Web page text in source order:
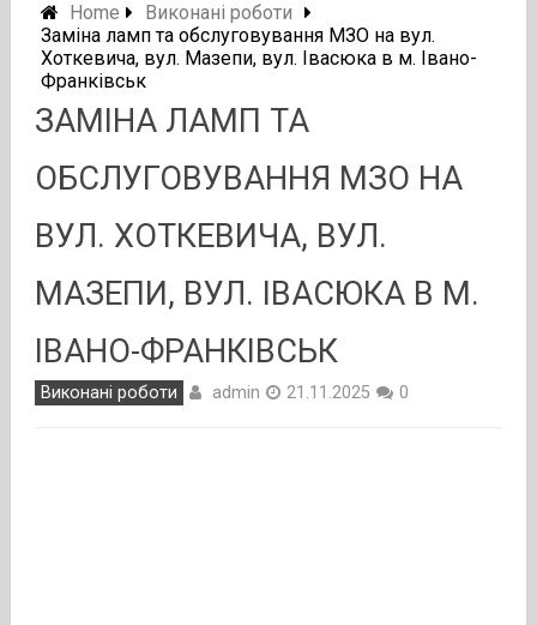
Home
Виконані роботи
Заміна ламп та обслуговування МЗО на вул.
Хоткевича, вул. Мазепи, вул. Івасюка в м. Івано-
Франківськ
ЗАМІНА ЛАМП ТА
ОБСЛУГОВУВАННЯ МЗО НА
ВУЛ. ХОТКЕВИЧА, ВУЛ.
МАЗЕПИ, ВУЛ. ІВАСЮКА В М.
ІВАНО-ФРАНКІВСЬК
Виконані роботи admin 21.11.2025 0